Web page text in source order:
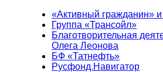
«Активный гражданин»
Группа «Трансойл»
Благотворительная
Олега Леонова
БФ «Татнефть»
Русфонд.Навигатор